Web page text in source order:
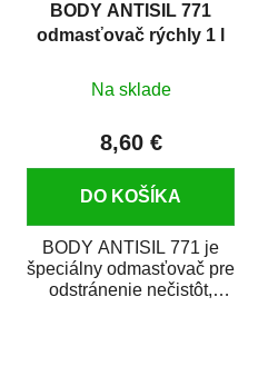
BODY ANTISIL 771
odmasťovač rýchly 1 l
Na sklade
8,60 €
DO KOŠÍKA
BODY ANTISIL 771 je
špeciálny odmasťovač pre
odstránenie nečistôt,